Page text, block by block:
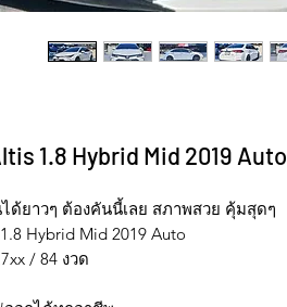
1.8 Hybrid Mid 2019 Auto
ด้ยาวๆ ต้องคันนี้เลย สภาพสวย คุ้มสุดๆ
Hybrid Mid 2019 Auto
/ 84 งวด